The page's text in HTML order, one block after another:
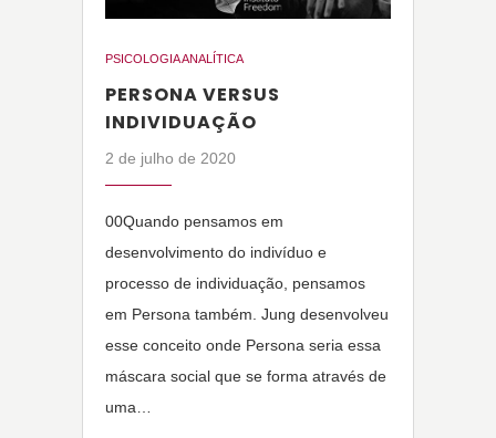
PSICOLOGIA ANALÍTICA
PERSONA VERSUS
INDIVIDUAÇÃO
2 de julho de 2020
00Quando pensamos em
desenvolvimento do indivíduo e
processo de individuação, pensamos
em Persona também. Jung desenvolveu
esse conceito onde Persona seria essa
máscara social que se forma através de
uma…